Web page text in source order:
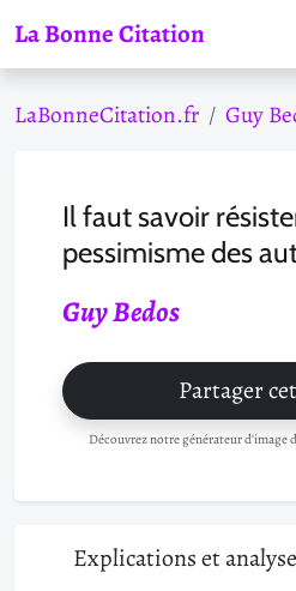
La Bonne Citation
LaBonneCitation.fr Guy
Il faut savoir
pessimisme des
Guy Bedos
Partager
Découvrez notre générateur d'image
Explications et analyse